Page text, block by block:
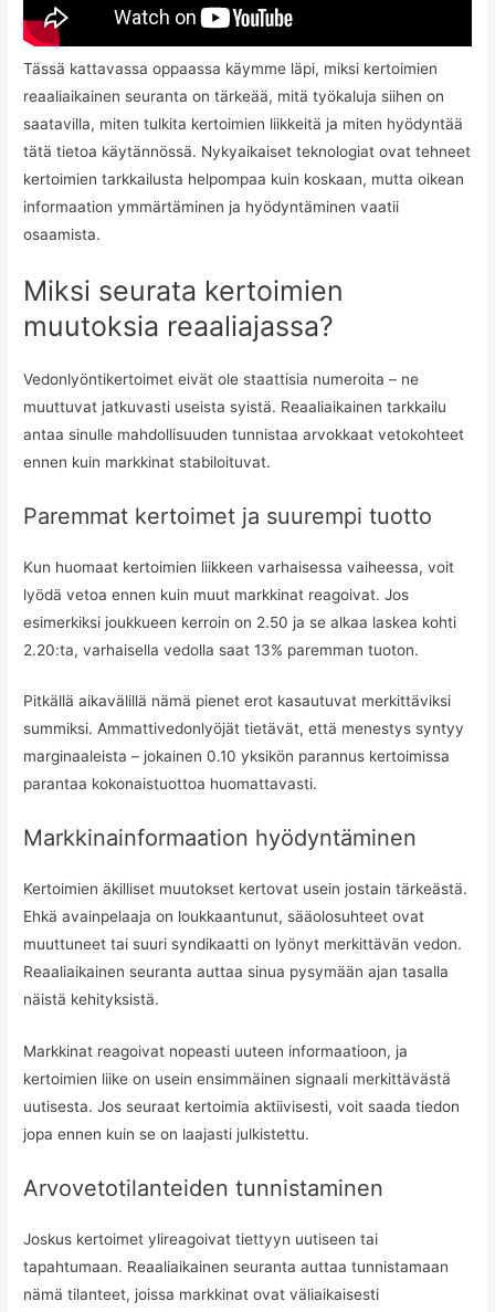
Tässä kattavassa oppaassa käymme läpi, miksi kertoimien
reaaliaikainen seuranta on tärkeää, mitä työkaluja siihen on
saatavilla, miten tulkita kertoimien liikkeitä ja miten hyödyntää
tätä tietoa käytännössä. Nykyaikaiset teknologiat ovat tehneet
kertoimien tarkkailusta helpompaa kuin koskaan, mutta oikean
informaation ymmärtäminen ja hyödyntäminen vaatii
osaamista.
Miksi seurata kertoimien
muutoksia reaaliajassa?
Vedonlyöntikertoimet eivät ole staattisia numeroita – ne
muuttuvat jatkuvasti useista syistä. Reaaliaikainen tarkkailu
antaa sinulle mahdollisuuden tunnistaa arvokkaat vetokohteet
ennen kuin markkinat stabiloituvat.
Paremmat kertoimet ja suurempi tuotto
Kun huomaat kertoimien liikkeen varhaisessa vaiheessa, voit
lyödä vetoa ennen kuin muut markkinat reagoivat. Jos
esimerkiksi joukkueen kerroin on 2.50 ja se alkaa laskea kohti
2.20:ta, varhaisella vedolla saat 13% paremman tuoton.
Pitkällä aikavälillä nämä pienet erot kasautuvat merkittäviksi
summiksi. Ammattivedonlyöjät tietävät, että menestys syntyy
marginaaleista – jokainen 0.10 yksikön parannus kertoimissa
parantaa kokonaistuottoa huomattavasti.
Markkinainformaation hyödyntäminen
Kertoimien äkilliset muutokset kertovat usein jostain tärkeästä.
Ehkä avainpelaaja on loukkaantunut, sääolosuhteet ovat
muuttuneet tai suuri syndikaatti on lyönyt merkittävän vedon.
Reaaliaikainen seuranta auttaa sinua pysymään ajan tasalla
näistä kehityksistä.
Markkinat reagoivat nopeasti uuteen informaatioon, ja
kertoimien liike on usein ensimmäinen signaali merkittävästä
uutisesta. Jos seuraat kertoimia aktiivisesti, voit saada tiedon
jopa ennen kuin se on laajasti julkistettu.
Arvovetotilanteiden tunnistaminen
Joskus kertoimet ylireagoivat tiettyyn uutiseen tai
tapahtumaan. Reaaliaikainen seuranta auttaa tunnistamaan
nämä tilanteet, joissa markkinat ovat väliaikaisesti